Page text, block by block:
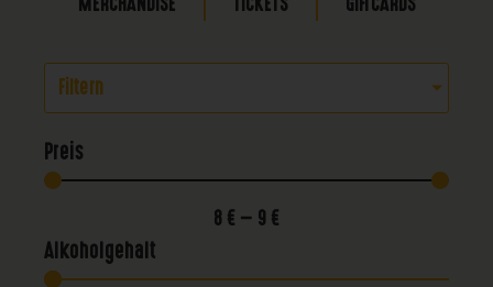
Filtern
Preis
8 € — 9 €
Alkoholgehalt